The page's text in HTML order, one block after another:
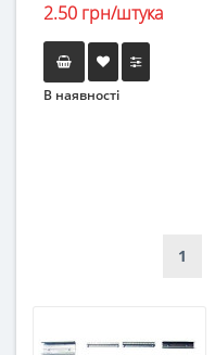
2.50 грн/штука
В наявності
1